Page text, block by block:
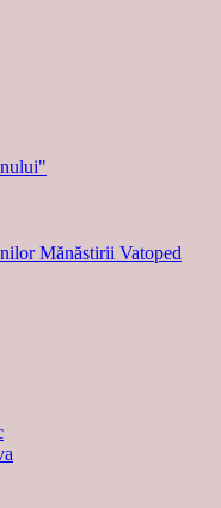
Mănăstirii Vatoped